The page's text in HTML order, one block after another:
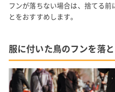
フンが落ちない場合は、捨てる
とをおすすめします。
服に付いた鳥のフンを落